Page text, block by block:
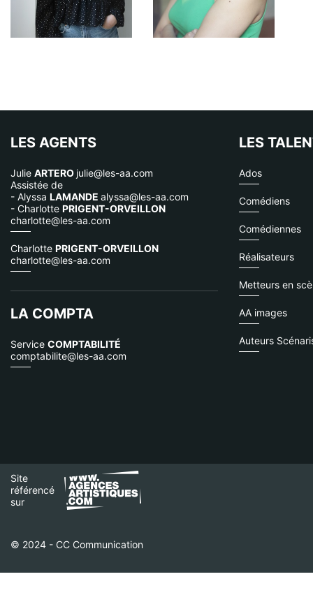
LES AGENTS
Julie ARTERO julie@les-aa.com
Assistée de
- Alyssa LAMANDE alyssa@les-aa.com
- Charlotte PRIGENT-ORVEILLON
charlotte@les-aa.com
Charlotte PRIGENT-ORVEILLON
charlotte@les-aa.com
LA COMPTA
Service COMPTABILITÉ
comptabilite@les-aa.com
LES
Ados
Comédiens
Comédiennes
Réalisateurs
Metteurs en
AA images
Auteurs
Site
référencé
sur
© 2024 - CC Communication